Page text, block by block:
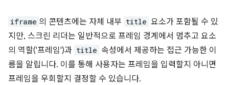
iframe 의 콘텐츠에는 자체 내부 title 요소가 포함될 수 있
지만, 스크린 리더는 일반적으로 프레임 경계에서 멈추고 요소
의 역할('프레임')과 title 속성에서 제공하는 접근 가능한 이
름을 알립니다. 이를 통해 사용자는 프레임을 입력할지 아니면
프레임을 우회할지 결정할 수 있습니다.